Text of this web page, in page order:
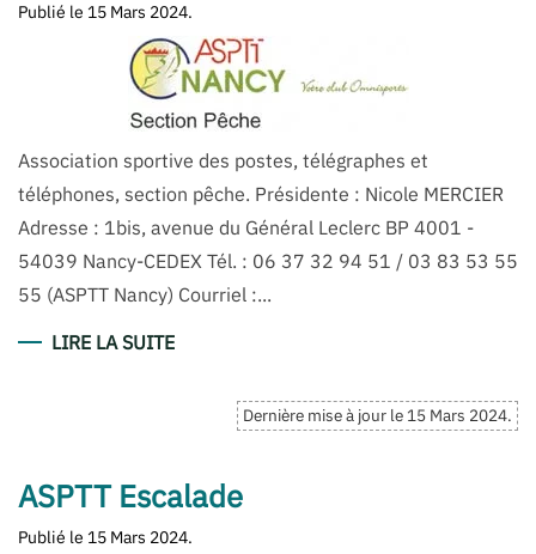
Publié le 15 Mars 2024.
Association sportive des postes, télégraphes et
téléphones, section pêche. Présidente : Nicole MERCIER
Adresse : 1bis, avenue du Général Leclerc BP 4001 -
54039 Nancy-CEDEX Tél. : 06 37 32 94 51 / 03 83 53 55
55 (ASPTT Nancy) Courriel :...
LIRE LA SUITE
Dernière mise à jour le 15 Mars 2024.
ASPTT Escalade
Publié le 15 Mars 2024.